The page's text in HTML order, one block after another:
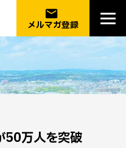
email
メルマガ登録
50万人を突破